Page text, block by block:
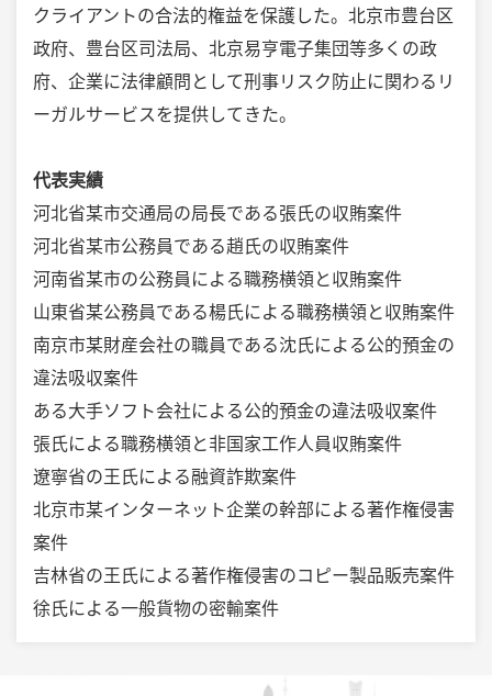
クライアントの合法的権益を保護した。北京市豊台区
政府、豊台区司法局、北京易亨電子集団等多くの政
府、企業に法律顧問として刑事リスク防止に関わるリ
ーガルサービスを提供してきた。
代表実績
河北省某市交通局の局長である張氏の収賄案件
河北省某市公務員である趙氏の収賄案件
河南省某市の公務員による職務横領と収賄案件
山東省某公務員である楊氏による職務横領と収賄案件
南京市某財産会社の職員である沈氏による公的預金の
違法吸収案件
ある大手ソフト会社による公的預金の違法吸収案件
張氏による職務横領と非国家工作人員収賄案件
遼寧省の王氏による融資詐欺案件
北京市某インターネット企業の幹部による著作権侵害
案件
吉林省の王氏による著作権侵害のコピー製品販売案件
徐氏による一般貨物の密輸案件